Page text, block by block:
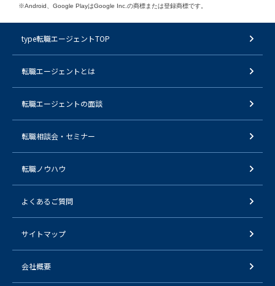
※Android、Google PlayはGoogle Inc.の商標または登録商標です。
type転職エージェントTOP
転職エージェントとは
転職エージェントの面談
転職相談会・セミナー
転職ノウハウ
よくあるご質問
サイトマップ
会社概要